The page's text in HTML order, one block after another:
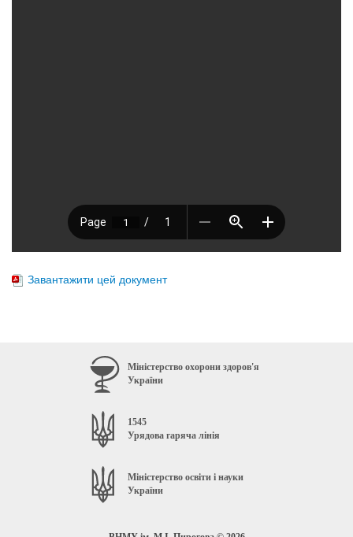
Завантажити цей документ
Міністерство охорони здоров'я
України
1545
Урядова гаряча лінія
Міністерство освіти і науки
України